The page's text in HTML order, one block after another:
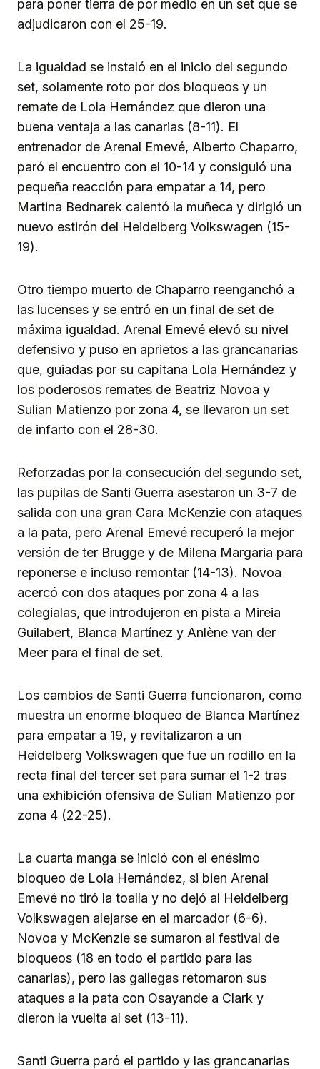
para poner tierra de por medio en un set que se
adjudicaron con el 25-19.
La igualdad se instaló en el inicio del segundo
set, solamente roto por dos bloqueos y un
remate de Lola Hernández que dieron una
buena ventaja a las canarias (8-11). El
entrenador de Arenal Emevé, Alberto Chaparro,
paró el encuentro con el 10-14 y consiguió una
pequeña reacción para empatar a 14, pero
Martina Bednarek calentó la muñeca y dirigió un
nuevo estirón del Heidelberg Volkswagen (15-
19).
Otro tiempo muerto de Chaparro reenganchó a
las lucenses y se entró en un final de set de
máxima igualdad. Arenal Emevé elevó su nivel
defensivo y puso en aprietos a las grancanarias
que, guiadas por su capitana Lola Hernández y
los poderosos remates de Beatriz Novoa y
Sulian Matienzo por zona 4, se llevaron un set
de infarto con el 28-30.
Reforzadas por la consecución del segundo set,
las pupilas de Santi Guerra asestaron un 3-7 de
salida con una gran Cara McKenzie con ataques
a la pata, pero Arenal Emevé recuperó la mejor
versión de ter Brugge y de Milena Margaria para
reponerse e incluso remontar (14-13). Novoa
acercó con dos ataques por zona 4 a las
colegialas, que introdujeron en pista a Mireia
Guilabert, Blanca Martínez y Anlène van der
Meer para el final de set.
Los cambios de Santi Guerra funcionaron, como
muestra un enorme bloqueo de Blanca Martínez
para empatar a 19, y revitalizaron a un
Heidelberg Volkswagen que fue un rodillo en la
recta final del tercer set para sumar el 1-2 tras
una exhibición ofensiva de Sulian Matienzo por
zona 4 (22-25).
La cuarta manga se inició con el enésimo
bloqueo de Lola Hernández, si bien Arenal
Emevé no tiró la toalla y no dejó al Heidelberg
Volkswagen alejarse en el marcador (6-6).
Novoa y McKenzie se sumaron al festival de
bloqueos (18 en todo el partido para las
canarias), pero las gallegas retomaron sus
ataques a la pata con Osayande a Clark y
dieron la vuelta al set (13-11).
Santi Guerra paró el partido y las grancanarias